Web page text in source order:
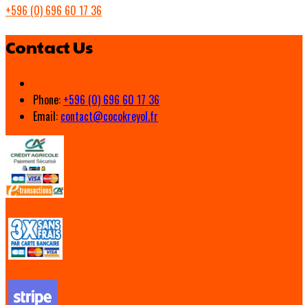
+596 (0) 696 60 17 36
Contact Us
Phone: +596 (0) 696 60 17 36
Email: contact@cocokreyol.fr